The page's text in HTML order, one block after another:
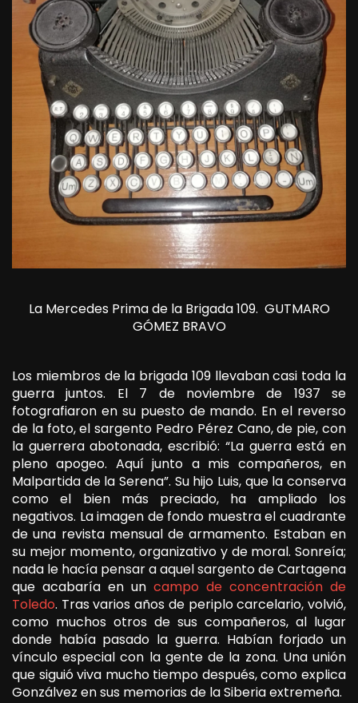
La Mercedes Prima de la Brigada 109. GUTMARO
GÓMEZ BRAVO
Los miembros de la brigada 109 llevaban casi toda la
guerra juntos. El 7 de noviembre de 1937 se
fotografiaron en su puesto de mando. En el reverso
de la foto, el sargento Pedro Pérez Cano, de pie, con
la guerrera abotonada, escribió: “La guerra está en
pleno apogeo. Aquí junto a mis compañeros, en
Malpartida de la Serena”. Su hijo Luis, que la conserva
como el bien más preciado, ha ampliado los
negativos. La imagen de fondo muestra el cuadrante
de una revista mensual de armamento. Estaban en
su mejor momento, organizativo y de moral. Sonreía;
nada le hacía pensar a aquel sargento de Cartagena
que acabaría en un campo de concentración de
Toledo. Tras varios años de periplo carcelario, volvió,
como muchos otros de sus compañeros, al lugar
donde había pasado la guerra. Habían forjado un
vínculo especial con la gente de la zona. Una unión
que siguió viva mucho tiempo después, como explica
Gonzálvez en sus memorias de la Siberia extremeña.